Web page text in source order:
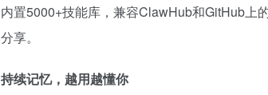
内置5000+技能库，兼容ClawHub和GitHub上
分享。
持续记忆，越用越懂你